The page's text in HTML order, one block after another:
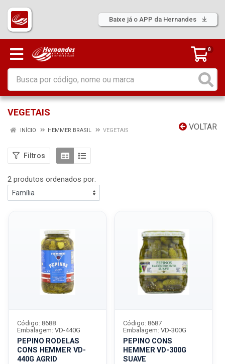
Baixe já o APP da Hernandes
0
VEGETAIS
VOLTAR
INÍCIO HEMMER BRASIL VEGETAIS
Filtros
2 produtos ordenados por:
PEPINO RODELAS
CONS HEMMER VD-
440G AGRID
Código: 8688
Embalagem: VD-440G
PEPINO CONS
HEMMER VD-300G
SUAVE
Código: 8687
Embalagem: VD-300G